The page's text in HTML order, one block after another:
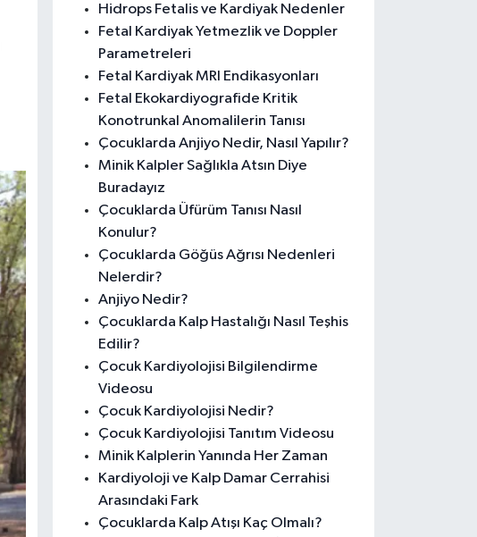
Hidrops Fetalis ve Kardiyak Nedenler
Fetal Kardiyak Yetmezlik ve Doppler
Parametreleri
Fetal Kardiyak MRI Endikasyonları
Fetal Ekokardiyografide Kritik
Konotrunkal Anomalilerin Tanısı
Çocuklarda Anjiyo Nedir, Nasıl Yapılır?
Minik Kalpler Sağlıkla Atsın Diye
Buradayız
Çocuklarda Üfürüm Tanısı Nasıl
Konulur?
Çocuklarda Göğüs Ağrısı Nedenleri
Nelerdir?
Anjiyo Nedir?
Çocuklarda Kalp Hastalığı Nasıl Teşhis
Edilir?
Çocuk Kardiyolojisi Bilgilendirme
Videosu
Çocuk Kardiyolojisi Nedir?
Çocuk Kardiyolojisi Tanıtım Videosu
Minik Kalplerin Yanında Her Zaman
Kardiyoloji ve Kalp Damar Cerrahisi
Arasındaki Fark
Çocuklarda Kalp Atışı Kaç Olmalı?